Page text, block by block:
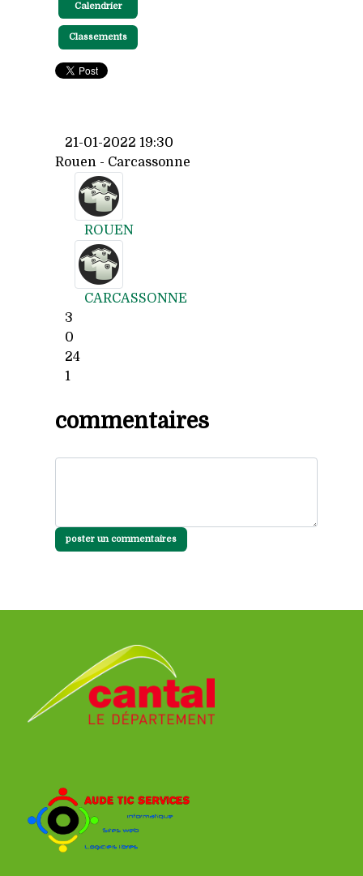
Calendrier
Classements
21-01-2022 19:30
Rouen - Carcassonne
ROUEN
CARCASSONNE
3
0
24
1
commentaires
poster un commentaires